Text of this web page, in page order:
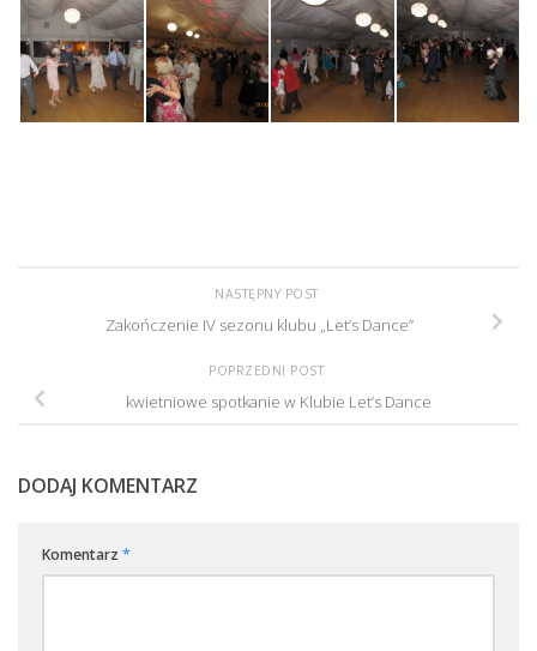
NASTĘPNY POST
Zakończenie IV sezonu klubu „Let’s Dance”
POPRZEDNI POST
kwietniowe spotkanie w Klubie Let’s Dance
DODAJ KOMENTARZ
Komentarz *